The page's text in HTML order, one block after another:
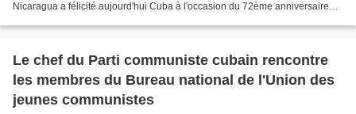
Nicaragua a félicité aujourd'hui Cuba à l'occasion du 72ème anniversaire
Le chef du Parti communiste cubain rencontre
les membres du Bureau national de l'Union des
jeunes communistes